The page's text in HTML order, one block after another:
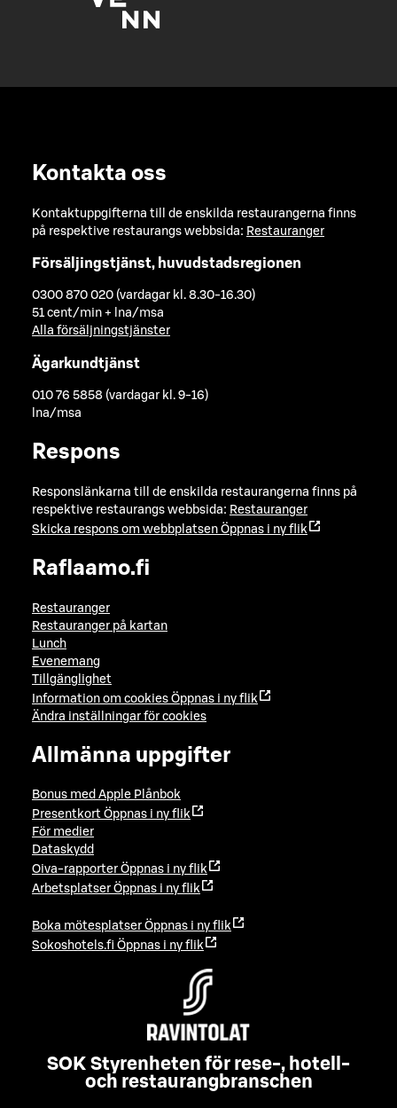
Kontakta oss
Kontaktuppgifterna till de enskilda restaurangerna finns
på respektive restaurangs webbsida: Restauranger
Försäljingstjänst, huvudstadsregionen
0300 870 020 (vardagar kl. 8.30-16.30)
51 cent/min + lna/msa
Alla försäljningstjänster
Ägarkundtjänst
010 76 5858 (vardagar kl. 9-16)
lna/msa
Respons
Responslänkarna till de enskilda restaurangerna finns på
respektive restaurangs webbsida: Restauranger
Skicka respons om webbplatsen Öppnas i ny flik
Raflaamo.fi
Restauranger
Restauranger på kartan
Lunch
Evenemang
Tillgänglighet
Information om cookies Öppnas i ny flik
Ändra inställningar för cookies
Allmänna uppgifter
Bonus med Apple Plånbok
Presentkort Öppnas i ny flik
För medier
Dataskydd
Oiva-rapporter Öppnas i ny flik
Arbetsplatser Öppnas i ny flik
Boka mötesplatser Öppnas i ny flik
Sokoshotels.fi Öppnas i ny flik
SOK Styrenheten för rese-, hotell-
och restaurangbranschen